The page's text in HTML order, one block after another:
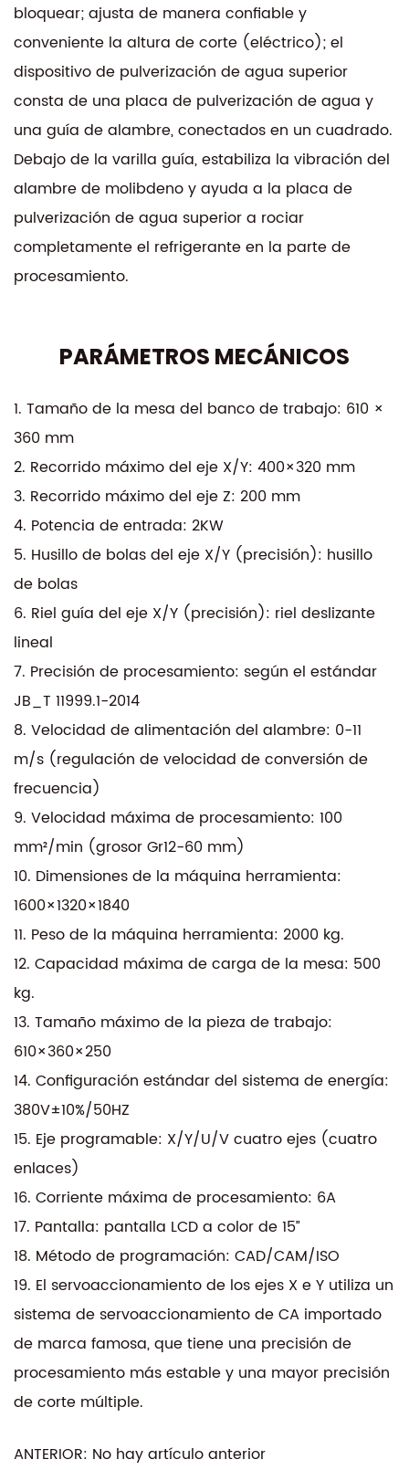
bloquear; ajusta de manera confiable y
conveniente la altura de corte (eléctrico); el
dispositivo de pulverización de agua superior
consta de una placa de pulverización de agua y
una guía de alambre, conectados en un cuadrado.
Debajo de la varilla guía, estabiliza la vibración del
alambre de molibdeno y ayuda a la placa de
pulverización de agua superior a rociar
completamente el refrigerante en la parte de
procesamiento.
PARÁMETROS MECÁNICOS
1. Tamaño de la mesa del banco de trabajo: 610 ×
360 mm
2. Recorrido máximo del eje X/Y: 400×320 mm
3. Recorrido máximo del eje Z: 200 mm
4. Potencia de entrada: 2KW
5. Husillo de bolas del eje X/Y (precisión): husillo
de bolas
6. Riel guía del eje X/Y (precisión): riel deslizante
lineal
7. Precisión de procesamiento: según el estándar
JB_T 11999.1-2014
8. Velocidad de alimentación del alambre: 0-11
m/s (regulación de velocidad de conversión de
frecuencia)
9. Velocidad máxima de procesamiento: 100
mm²/min (grosor Gr12-60 mm)
10. Dimensiones de la máquina herramienta:
1600×1320×1840
11. Peso de la máquina herramienta: 2000 kg.
12. Capacidad máxima de carga de la mesa: 500
kg.
13. Tamaño máximo de la pieza de trabajo:
610×360×250
14. Configuración estándar del sistema de energía:
380V±10%/50HZ
15. Eje programable: X/Y/U/V cuatro ejes (cuatro
enlaces)
16. Corriente máxima de procesamiento: 6A
17. Pantalla: pantalla LCD a color de 15”
18. Método de programación: CAD/CAM/ISO
19. El servoaccionamiento de los ejes X e Y utiliza un
sistema de servoaccionamiento de CA importado
de marca famosa, que tiene una precisión de
procesamiento más estable y una mayor precisión
de corte múltiple.
ANTERIOR: No hay artículo anterior